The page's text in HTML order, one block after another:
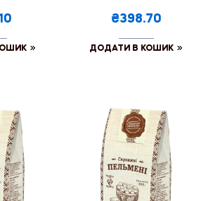
₴398.70
ДОДАТИ В КОШИК